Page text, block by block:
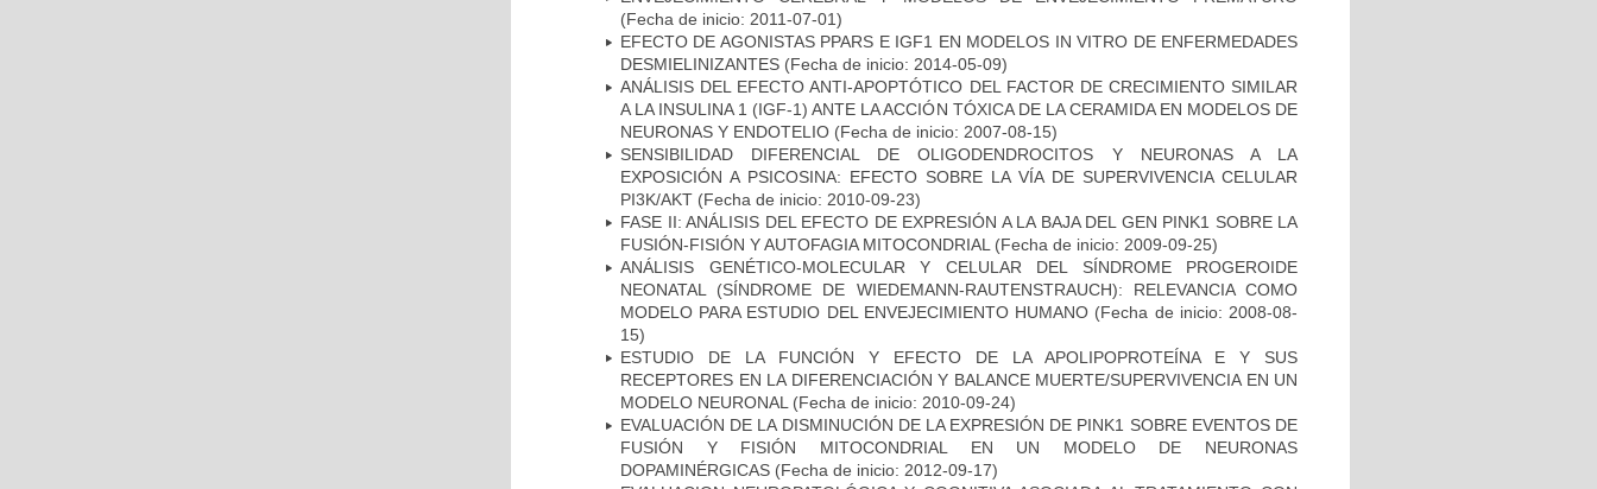
(Fecha de inicio: 2011-07-01)
EFECTO DE AGONISTAS PPARS E IGF1 EN MODELOS IN VITRO DE ENFERMEDADES
DESMIELINIZANTES (Fecha de inicio: 2014-05-09)
ANÁLISIS DEL EFECTO ANTI-APOPTÓTICO DEL FACTOR DE CRECIMIENTO SIMILAR
A LA INSULINA 1 (IGF-1) ANTE LA ACCIÓN TÓXICA DE LA CERAMIDA EN MODELOS DE
NEURONAS Y ENDOTELIO (Fecha de inicio: 2007-08-15)
SENSIBILIDAD DIFERENCIAL DE OLIGODENDROCITOS Y NEURONAS A LA
EXPOSICIÓN A PSICOSINA: EFECTO SOBRE LA VÍA DE SUPERVIVENCIA CELULAR
PI3K/AKT (Fecha de inicio: 2010-09-23)
FASE II: ANÁLISIS DEL EFECTO DE EXPRESIÓN A LA BAJA DEL GEN PINK1 SOBRE LA
FUSIÓN-FISIÓN Y AUTOFAGIA MITOCONDRIAL (Fecha de inicio: 2009-09-25)
ANÁLISIS GENÉTICO-MOLECULAR Y CELULAR DEL SÍNDROME PROGEROIDE
NEONATAL (SÍNDROME DE WIEDEMANN-RAUTENSTRAUCH): RELEVANCIA COMO
MODELO PARA ESTUDIO DEL ENVEJECIMIENTO HUMANO (Fecha de inicio: 2008-08-
15)
ESTUDIO DE LA FUNCIÓN Y EFECTO DE LA APOLIPOPROTEÍNA E Y SUS
RECEPTORES EN LA DIFERENCIACIÓN Y BALANCE MUERTE/SUPERVIVENCIA EN UN
MODELO NEURONAL (Fecha de inicio: 2010-09-24)
EVALUACIÓN DE LA DISMINUCIÓN DE LA EXPRESIÓN DE PINK1 SOBRE EVENTOS DE
FUSIÓN Y FISIÓN MITOCONDRIAL EN UN MODELO DE NEURONAS
DOPAMINÉRGICAS (Fecha de inicio: 2012-09-17)